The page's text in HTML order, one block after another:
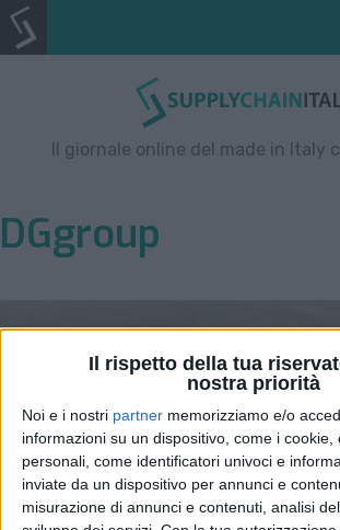
Il rispetto della tua
nostra priorità
Noi e i nostri partner memorizziamo e/o
informazioni su un dispositivo, come i cookie,
personali, come identificatori univoci e
inviate da un dispositivo per annunci e
misurazione di annunci e contenuti, analisi
Il giornale online del made in Italy
DGgroup